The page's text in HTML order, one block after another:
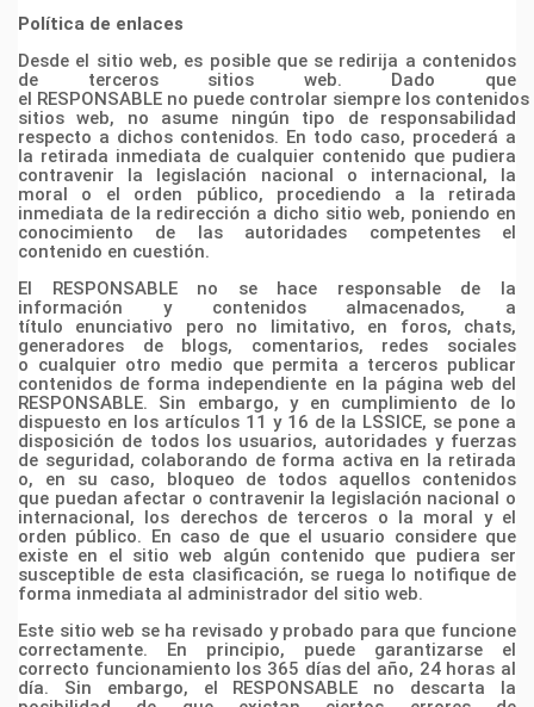
Política de enlaces
Desde el sitio web, es posible que se redirija a contenidos
de terceros sitios web. Dado que
el RESPONSABLE no puede controlar siempre los contenidos
sitios web, no asume ningún tipo de responsabilidad
respecto a dichos contenidos. En todo caso, procederá a
la retirada inmediata de cualquier contenido que pudiera
contravenir la legislación nacional o internacional, la
moral o el orden público, procediendo a la retirada
inmediata de la redirección a dicho sitio web, poniendo en
conocimiento de las autoridades competentes el
contenido en cuestión.
El RESPONSABLE no se hace responsable de la
información y contenidos almacenados, a
título enunciativo pero no limitativo, en foros, chats,
generadores de blogs, comentarios, redes sociales
o cualquier otro medio que permita a terceros publicar
contenidos de forma independiente en la página web del
RESPONSABLE. Sin embargo, y en cumplimiento de lo
dispuesto en los artículos 11 y 16 de la LSSICE, se pone a
disposición de todos los usuarios, autoridades y fuerzas
de seguridad, colaborando de forma activa en la retirada
o, en su caso, bloqueo de todos aquellos contenidos
que puedan afectar o contravenir la legislación nacional o
internacional, los derechos de terceros o la moral y el
orden público. En caso de que el usuario considere que
existe en el sitio web algún contenido que pudiera ser
susceptible de esta clasificación, se ruega lo notifique de
forma inmediata al administrador del sitio web.
Este sitio web se ha revisado y probado para que funcione
correctamente. En principio, puede garantizarse el
correcto funcionamiento los 365 días del año, 24 horas al
día. Sin embargo, el RESPONSABLE no descarta la